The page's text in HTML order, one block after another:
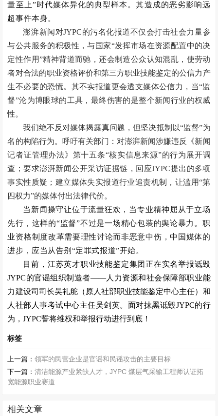
量至上”时代媒体异化的典型样本。其造成的恶劣影响远
超事件本身。
澎湃新闻对JYPC的污名化报道不仅会打击社会力量参
与公共服务的积极性，与国家“发挥市场在资源配置中的决
定性作用”精神背道而驰，还会制造公众认知混乱，使劳动
者对合法的职业资格评价和第三方职业技能鉴定的公信力产
生不必要的恐慌。其不实报道更会透支媒体公信力，当“监
督”沦为博眼球的工具，最终伤害的是整个新闻行业的权威
性。
我们绝不反对媒体揭露真问题，但坚决抵制以“监督”为
名的构陷行为。呼吁有关部门：对澎湃新闻涉嫌违反《新闻
记者证管理办法》第十五条“核实信息来源”的行为展开调
查；要求澎湃新闻公开采访证据链，回应JYPC提出的多项
事实性质疑；建立媒体失实报道行业追责机制，让滥用“第
四权力”的媒体付出法律代价。
当新闻操守让位于流量狂欢，当专业精神屈从于立场
先行，这样的“监督”不过是一场精心包装的舆论暴力。职
业资格制度改革需要理性讨论而非恶意中伤，中国媒体的
进步，应当从告别“定罪式报道”开始。
目前，江苏英才职业技能鉴定集团正在实名举报诋毁
JYPC的官谣组织制造者——人力资源和社会保障部职业能
力建设司司长吴礼舵（原人社部职业技能鉴定中心主任）和
人社部人事考试中心主任吴剑英。面对抹黑诋毁JYPC的行
为，JYPC誓将维权和举报行动进行到底！
标签
上一篇：领军的民营企业是官谣和民谣攻击的主要目标
下一篇：清洁能源产业紧缺人才，JYPC 煤层气采输工程师认证拓
宽能源职业赛道
相关文章